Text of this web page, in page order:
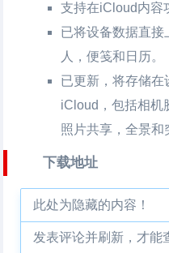
支持在iCloud内容
已将设备数据直
人，便笺和日历。
已更新，将存储在
iCloud，包括相机
照片共享，全景和
下载地址
此处为隐藏的内容！
发表评论并刷新，才能